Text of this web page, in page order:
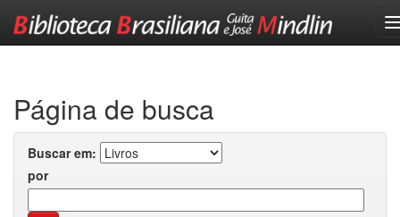
Página de busca
Buscar em:
por